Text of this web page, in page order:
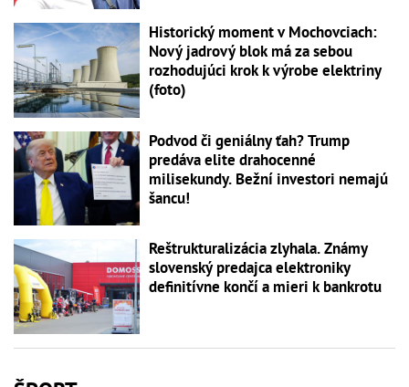
Historický moment v Mochovciach:
Nový jadrový blok má za sebou
rozhodujúci krok k výrobe elektriny
(foto)
Podvod či geniálny ťah? Trump
predáva elite drahocenné
milisekundy. Bežní investori nemajú
šancu!
Reštrukturalizácia zlyhala. Známy
slovenský predajca elektroniky
definitívne končí a mieri k bankrotu